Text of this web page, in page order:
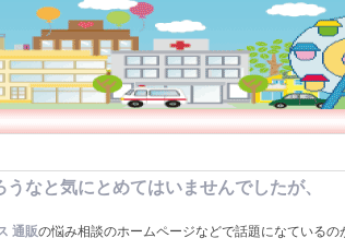
なと気にとめてはいませんでしたが、
通販の悩み相談のホームページなどで話題になているの